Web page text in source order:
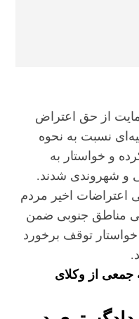
از حق اعتراض
نسبت به نحوه
و خواستار به
و شهروندی شدند.
اعتراضات اخیر مردم
مناطق جنوبی ضمن
خواستار توقف برخورد
جمعی از وکلای